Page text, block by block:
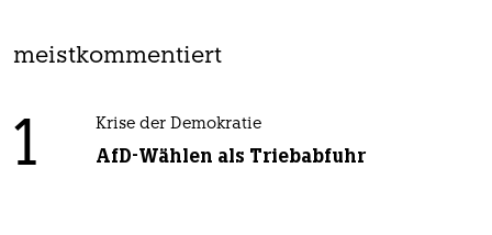
meistkommentiert
1 Krise der Demokratie
AfD-Wählen als Triebabfuhr